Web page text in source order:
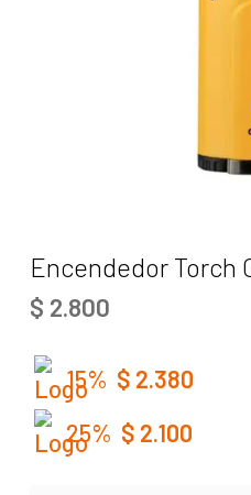
Encendedor Torch
$ 2.800
15% $ 2.380
25% $ 2.100